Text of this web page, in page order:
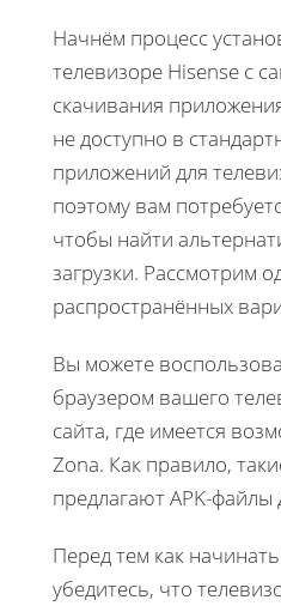
Начнём процесс
телевизоре Hisense с
скачивания
не доступно в
приложений для
поэтому вам
чтобы найти
загрузки. Рассмотрим
распространённых
Вы можете
браузером вашего
сайта, где имеется
Zona. Как правило,
предлагают APK-файлы
Перед тем как
убедитесь, что